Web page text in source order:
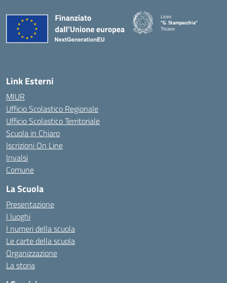
Liceo
"G. Stampacchia"
Tricase
Link Esterni
MIUR
Ufficio Scolastico Regionale
Ufficio Scolastico Territoriale
Scuola in Chiaro
Iscrizioni On Line
Invalsi
Comune
La Scuola
Presentazione
I luoghi
I numeri della scuola
Le carte della scuola
Organizzazione
La storia